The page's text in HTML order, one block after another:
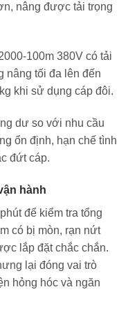
nâng được tải trọng
100m 380V có tải
nâng tối đa lên đến
khi sử dụng cáp đôi.
dư so với nhu cầu
ổn định, hạn chế tình
đứt cáp.
hành
để kiểm tra tổng
có bị mòn, rạn nứt
lắp đặt chắc chắn.
lại đóng vai trò
hỏng hóc và ngăn